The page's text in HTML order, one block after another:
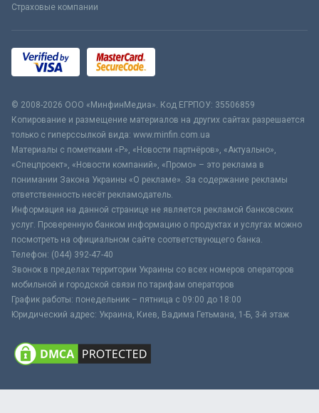
Страховые компании
© 2008-2026 ООО «МинфинМедиа». Код ЕГРПОУ: 35506859
Копирование и размещение материалов на других сайтах разрешается
только с гиперссылкой вида: www.minfin.com.ua
Материалы с пометками «Р», «Новости партнёров», «Актуально»,
«Спецпроект», «Новости компаний», «Промо» – это реклама в
понимании Закона Украины «О рекламе». За содержание рекламы
ответственность несёт рекламодатель.
Информация на данной странице не является рекламой банковских
услуг. Проверенную банком информацию о продуктах и услугах можно
посмотреть на официальном сайте соответствующего банка.
Телефон: (044) 392-47-40
Звонок в пределах территории Украины со всех номеров операторов
мобильной и городской связи по тарифам операторов
График работы: понедельник – пятница с 09:00 до 18:00
Юридический адрес: Украина, Киев, Вадима Гетьмана, 1-Б, 3-й этаж